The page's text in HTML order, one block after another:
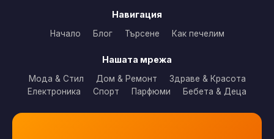
Навигация
Начало Блог Търсене Как печелим
Нашата мрежа
Мода & Стил Дом & Ремонт
Здраве & Красота
Електроника
Спорт Парфюми Бебета & Деца